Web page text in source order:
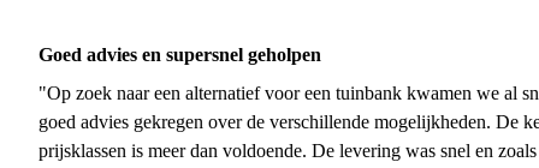
Goed advies en supersnel geholpen
"Op zoek naar een alternatief voor een tuinbank kwamen we al
goed advies gekregen over de verschillende mogelijkheden. De
prijsklassen is meer dan voldoende. De levering was snel en